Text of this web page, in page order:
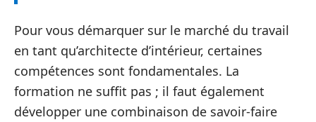
Pour vous démarquer sur le marché du travail
en tant qu’architecte d’intérieur, certaines
compétences sont fondamentales. La
formation ne suffit pas ; il faut également
développer une combinaison de savoir-faire